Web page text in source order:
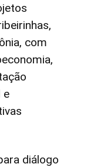
com
e
diálogo